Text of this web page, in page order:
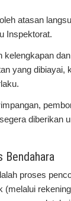
atasan
Inspektorat.
kelengkapan
yang
diberikan
Bendahara
proses